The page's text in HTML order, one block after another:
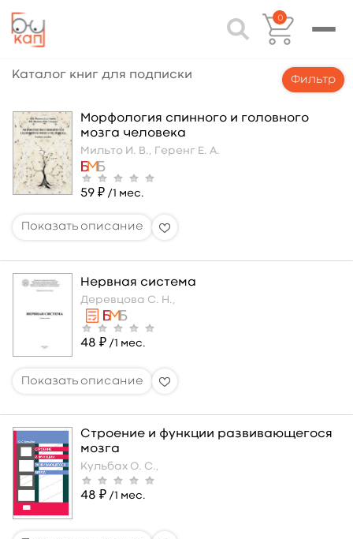
0
Каталог книг для подписки Фильтр
Морфология спинного и головного
мозга человека
Мильто И. В., Геренг Е. А.
59 ₽ /1 мес.
Нервная система
Деревцова С. Н.,
48 ₽ /1 мес.
Строение и функции развивающегося
мозга
Кульбах О. С.,
48 ₽ /1 мес.